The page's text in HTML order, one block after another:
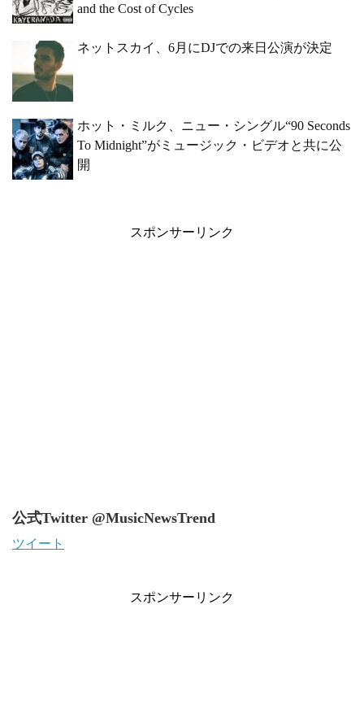
and the Cost of Cycles
ネットスカイ、6月にDJでの来日公演が決定
ホット・ミルク、ニュー・シングル“90 Seconds
To Midnight”がミュージック・ビデオと共に公
開
スポンサーリンク
公式Twitter @MusicNewsTrend
ツイート
スポンサーリンク